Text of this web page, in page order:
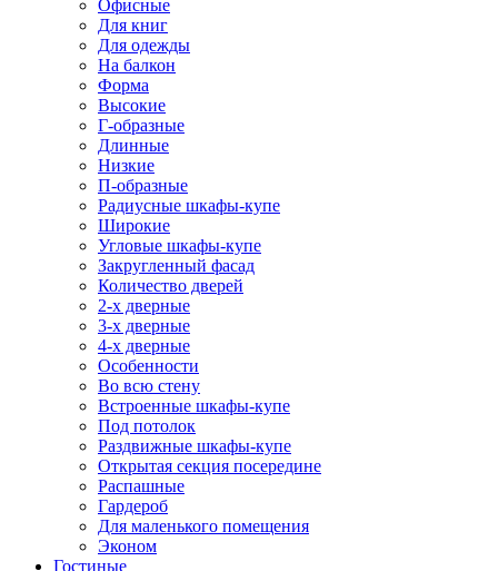
Офисные
Для книг
Для одежды
На балкон
Форма
Высокие
Г-образные
Длинные
Низкие
П-образные
Радиусные шкафы-купе
Широкие
Угловые шкафы-купе
Закругленный фасад
Количество дверей
2-х дверные
3-х дверные
4-х дверные
Особенности
Во всю стену
Встроенные шкафы-купе
Под потолок
Раздвижные шкафы-купе
Открытая секция посередине
Распашные
Гардероб
Для маленького помещения
Эконом
Гостиные